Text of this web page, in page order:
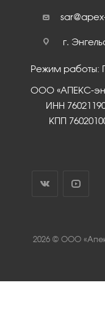
г.
Режим работы:
ООО «АПЕКС-
ИНН
КПП
2026 © ООО